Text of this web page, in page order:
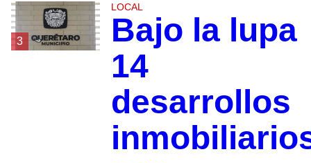
3
LOCAL
Bajo la lupa
14
desarrollos